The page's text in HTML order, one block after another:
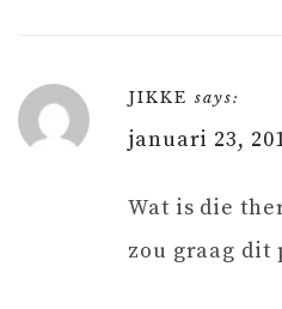
JIKKE says:
januari 23,
Wat is die
zou graag dit